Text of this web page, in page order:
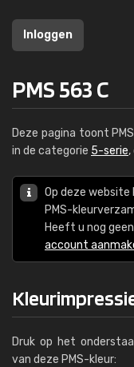
Inloggen
PMS 563 C
Deze pagina toont
in de categorie 5-serie
Op deze
PMS-
Heeft u nog
account
Druk op het
van deze PMS-kleur: